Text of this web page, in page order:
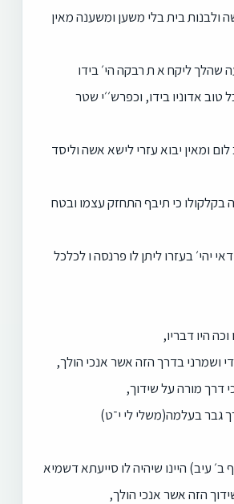
ולבנות בית בלי משען ומשענה מאין
שהלך ליקח א ת רבקה הי׳ בידו
טוב אדוניו בידו, וכפרש׳׳י שטר
לום ומאין יבוא עזרי לישא אשה וליסד
כי תיבף התחזק עצמו ובטח
יהי׳ בעזרו ליתן לו פרנסה ו לכלכל
היו דבריו,
ושמרני בדרך הזה אשר אנכי הולך,
דרך מורה על שידוך,
גבר בעלמה(משלי לי י־ט)
ב׳ עיב) היינו שיהיה לו סייעתא דשמיא
הזה אשר אנכי הולך,